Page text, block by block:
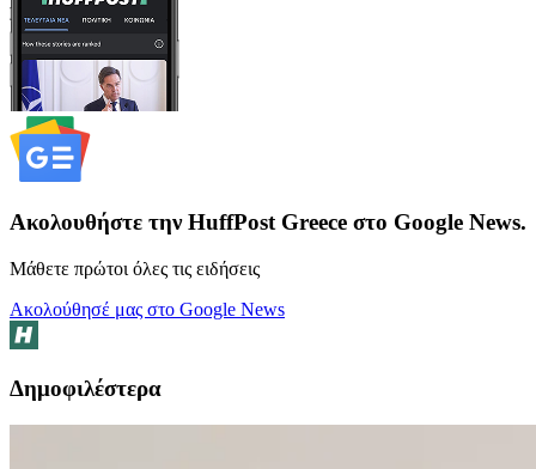
Ακολουθήστε την HuffPost Greece στο Google News.
Μάθετε πρώτοι όλες τις ειδήσεις
Ακολούθησέ μας στο Google News
Δημοφιλέστερα